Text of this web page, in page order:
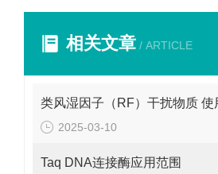
相关文章 / ARTICLE
类风湿因子（RF）干扰物质 使
2025-03-10
Taq DNA连接酶应用范围